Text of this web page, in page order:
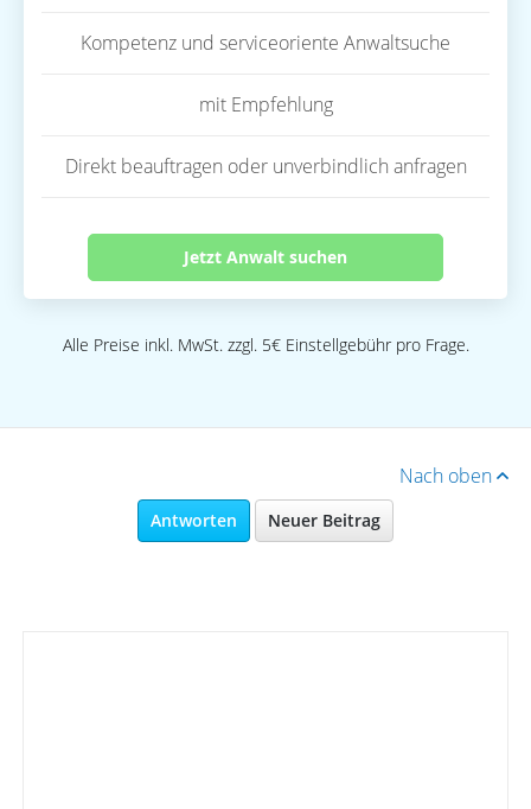
Kompetenz und serviceoriente Anwaltsuche
mit Empfehlung
Direkt beauftragen oder unverbindlich anfragen
Jetzt Anwalt suchen
Alle Preise inkl. MwSt. zzgl. 5€ Einstellgebühr pro Frage.
Nach oben
Antworten Neuer Beitrag